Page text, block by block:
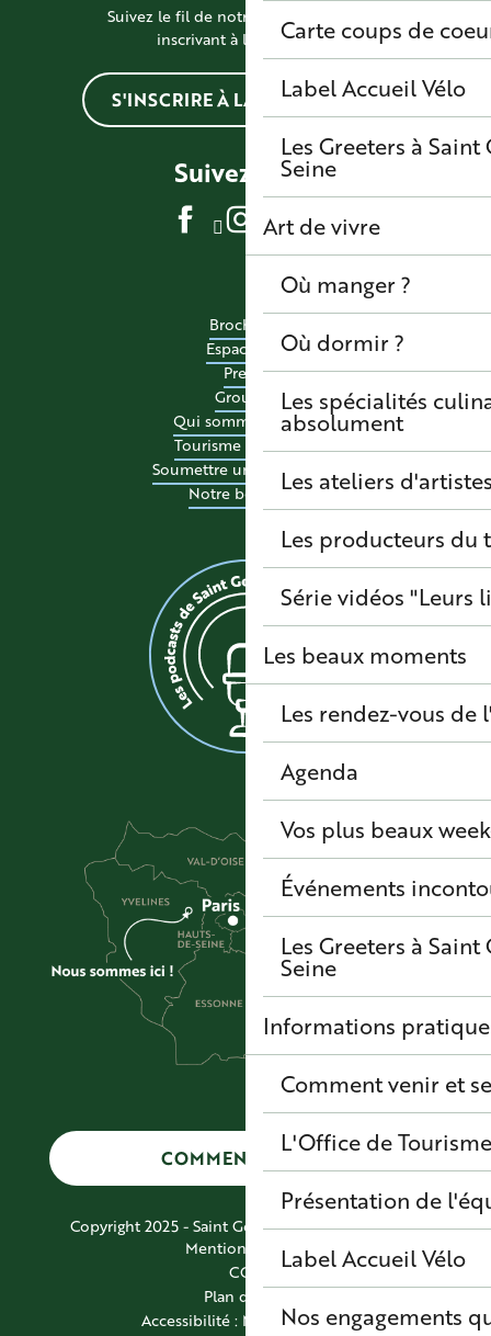
Carte coups de
Label Accueil Vélo
Les Greeters à
Seine
Art de vivre
Où manger ?
Où dormir ?
Les spécialités
absolument
Les ateliers
Les producteurs du
Série vidéos "Leurs
Les beaux moments
Les rendez-vous de
Agenda
Vos plus beaux
Événements
Les Greeters à
Seine
Informations
Comment venir et
L'Office de
Présentation de
Label Accueil Vélo
Nos engagements
Suivez le fil de notre actualité en vous
inscrivant à la newsletter
S'INSCRIRE À LA NEWSLETTER
Suivez-nous
Brochures
Espace pro
Presse
Groupes
Qui sommes-nous ?
Tourisme accessible
Soumettre un événement
Notre boutique
COMMENT VENIR ?
Copyright 2025 - Saint Germain Boucles de Seine
Mentions légales
CGV
Plan du site
Accessibilité : Non conforme